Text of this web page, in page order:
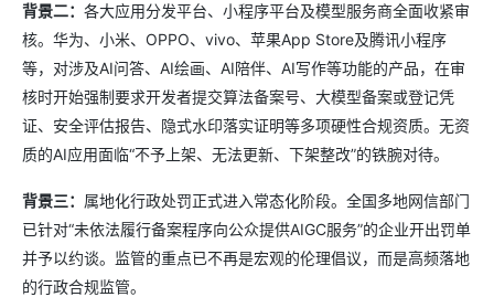
背景二： 各大应用分发平台、小程序平台及模型服务商全面收紧审
核。华为、小米、OPPO、vivo、苹果App Store及腾讯小程序
等，对涉及AI问答、AI绘画、AI陪伴、AI写作等功能的产品，在审
核时开始强制要求开发者提交算法备案号、大模型备案或登记凭
证、安全评估报告、隐式水印落实证明等多项硬性合规资质。无资
质的AI应用面临“不予上架、无法更新、下架整改”的铁腕对待。
背景三： 属地化行政处罚正式进入常态化阶段。全国多地网信部门
已针对“未依法履行备案程序向公众提供AIGC服务”的企业开出罚单
并予以约谈。监管的重点已不再是宏观的伦理倡议，而是高频落地
的行政合规监管。